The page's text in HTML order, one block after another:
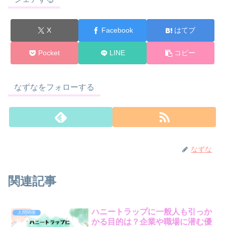
X Facebook はてブ
Pocket LINE コピー
なずなをフォローする
なずな
関連記事
人間関係
ハニートラップに一般人も引っか
かる目的は？企業や職場に潜む優